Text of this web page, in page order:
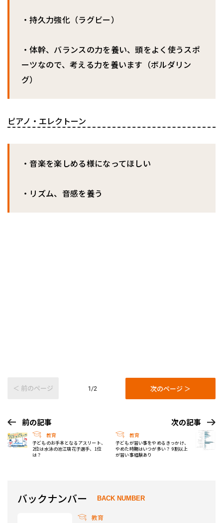
・持久力強化（ラグビー）
・体幹、バランスの力を養い、頭をよく使うスポ
ーツなので、考える力を養います（ボルダリン
グ）
ピアノ・エレクトーン
・音楽を楽しめる様になってほしい
・リズム、音感を養う
＜ 前のページ 1/2 次のページ ＞
前の記事
教育
子どものお手本となるアスリート、
2位は水泳の池江璃花子選手、1位
は？
次の記事
教育
子どもが習い事をやめるきっかけ、
やめた時期はいつが多い？ 9割以上
が習い事経験あり
バックナンバー BACK NUMBER
教育